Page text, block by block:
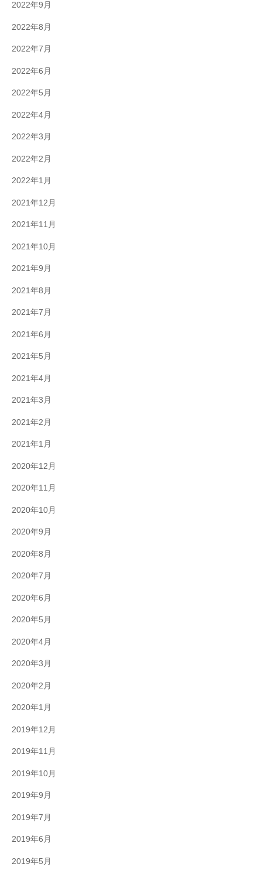
2022年9月
2022年8月
2022年7月
2022年6月
2022年5月
2022年4月
2022年3月
2022年2月
2022年1月
2021年12月
2021年11月
2021年10月
2021年9月
2021年8月
2021年7月
2021年6月
2021年5月
2021年4月
2021年3月
2021年2月
2021年1月
2020年12月
2020年11月
2020年10月
2020年9月
2020年8月
2020年7月
2020年6月
2020年5月
2020年4月
2020年3月
2020年2月
2020年1月
2019年12月
2019年11月
2019年10月
2019年9月
2019年7月
2019年6月
2019年5月